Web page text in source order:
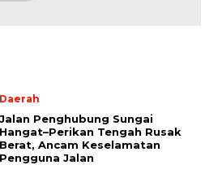
Daerah
Jalan Penghubung Sungai
Hangat–Perikan Tengah Rusak
Berat, Ancam Keselamatan
Pengguna Jalan